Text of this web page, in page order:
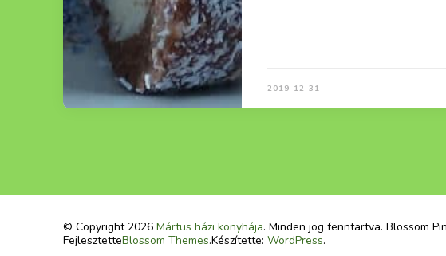
2019-12-31
© Copyright 2026 Mártus házi konyhája. Minden jog fenntartva. Blossom
FejlesztetteBlossom Themes.Készítette: WordPress.